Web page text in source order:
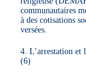
communautaires
à des cotisations
versées.
4. L’arrestation et
(6)